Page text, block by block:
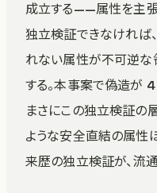
成立する——属性を主
独立検証できなければ
れない属性が不可逆な
する。本事案で偽造が
まさにこの独立検証の
ような安全直結の属性
来歴の独立検証が、流